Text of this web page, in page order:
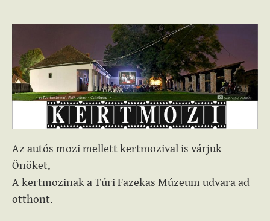
Az autós mozi mellett kertmozival is várjuk
Önöket.
A kertmozinak a Túri Fazekas Múzeum udvara ad
otthont.